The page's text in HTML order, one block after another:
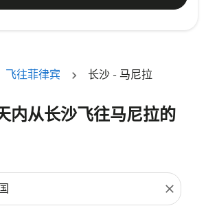
飞往菲律宾 长沙 - 马尼拉
内从长沙飞往马尼拉的
close
条件的机票。请调整您的筛选条件。